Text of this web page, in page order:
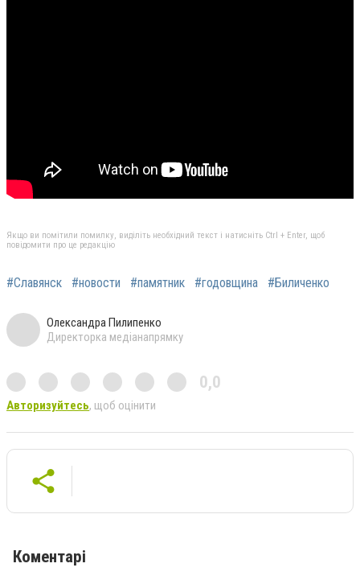
Якщо ви помітили помилку, виділіть необхідний текст і натисніть Ctrl + Enter, щоб
повідомити про це редакцію
#Славянск #новости #памятник #годовщина #Биличенко
Олександра Пилипенко
Директорка медіанапрямку
0,0
Авторизуйтесь, щоб оцінити
Коментарі